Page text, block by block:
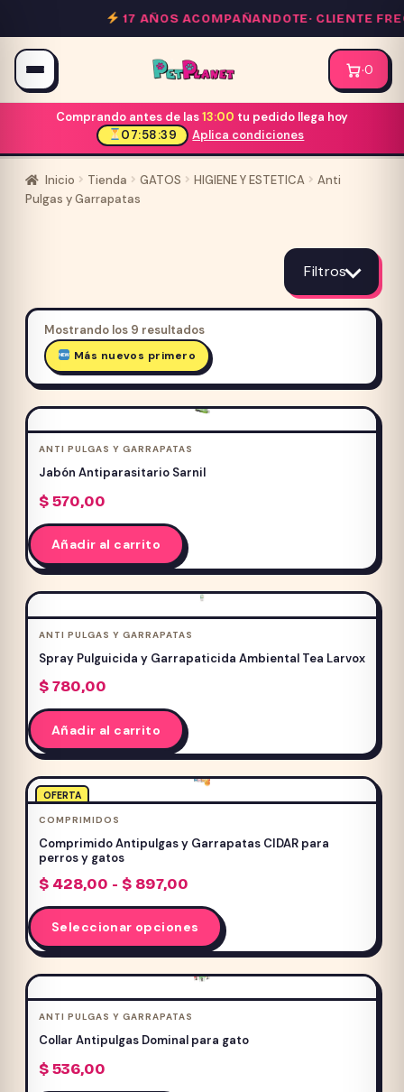
al
contenido
17 AÑOS ACOMPAÑANDOTE·CLIENTE
·0
Comprando antes de las13:00 tu pedido llega hoy
07:58:39
Aplica condiciones
Inicio Tienda GATOS HIGIENE Y ESTETICA
Anti
Pulgas y Garrapatas
y
Garrapatas
Filtros
Precio cliente frecuente
Sin categorizar(24)
ACUARIO(57)
GATOS
Ver todo GATOS
ALIMENTOS Y PREMIOS(264)
CAMAS Y ALMOHADONES
COMEDEROS Y BEBEDEROS(24)
FARMACIA
HIGIENE Y ESTETICA
JUGUETES(44)
RASCADORES(68)
TRANSPORTADORAS(13)
PERROS(1022)
Promo Frost(3)
(4)
Servicio Mutual (0)
Promo Equilibrio
Mostrando los 9 resultadosOrdenado
por
los
últimos
Más nuevos primero
ANTI PULGAS Y GARRAPATAS
Jabón Antiparasitario Sarnil
$570,00
Añadir al carrito
ANTI PULGAS Y GARRAPATAS
Spray Pulguicida y Garrapaticida Ambiental Tea Larvox
$780,00
Añadir al carrito
OFERTA
COMPRIMIDOS
Comprimido Antipulgas y Garrapatas CIDAR para
perros y gatos
$428,00 - $897,00Rango
de
precios:
desde
$ 428,00
hasta
$ 897,00
Seleccionar opciones
Este
producto
tiene
variantes.
opciones
ANTI PULGAS Y GARRAPATAS
Collar Antipulgas Dominal para gato
$536,00